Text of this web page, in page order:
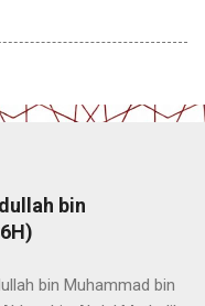
bin
bin Muhammad bin